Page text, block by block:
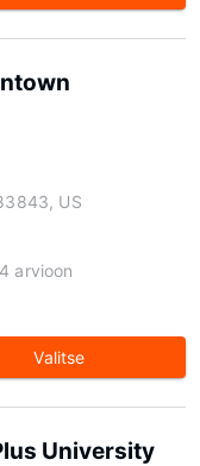
US
4 arvioon
Valitse
University